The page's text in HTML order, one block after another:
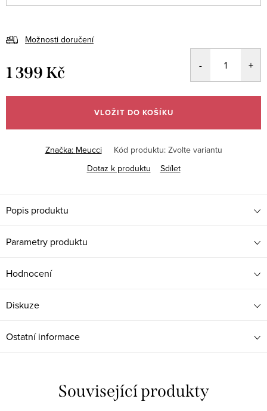
Možnosti doručení
1 399 Kč
cena:
VLOŽIT DO KOŠÍKU
Značka: Meucci Kód produktu: Zvolte variantu
Dotaz k produktu
Sdílet
Popis produktu
Parametry produktu
Hodnocení
Diskuze
Ostatní informace
Související produkty